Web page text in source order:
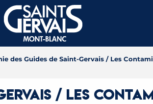
des Guides de Saint-Gervais / Les
/ Les